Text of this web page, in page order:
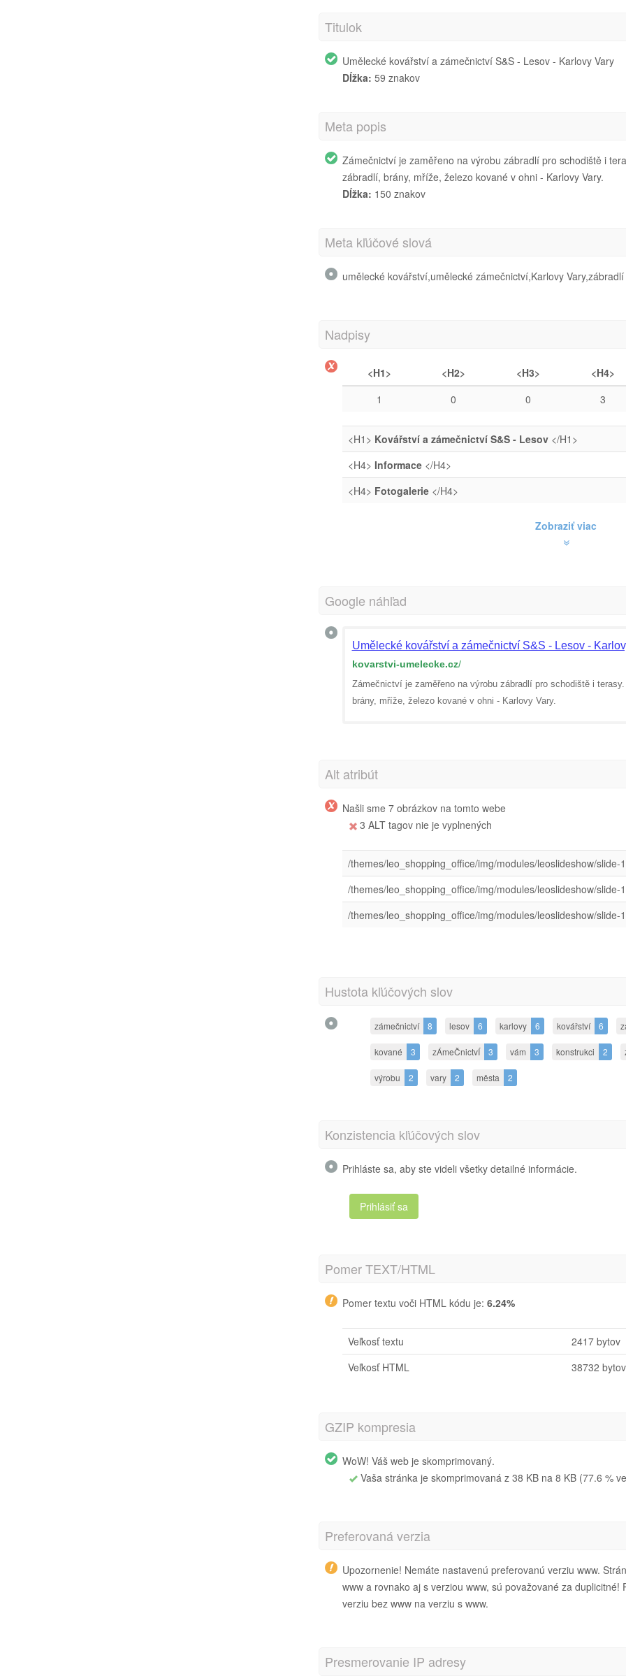
Titulok
Umělecké kovářství a zámečnictví S&S - Lesov - Karlovy Vary
Dĺžka: 59 znakov
Meta popis
Zámečnictví je zaměřeno na výrobu zábradlí pro schodiště i
zábradlí, brány, mříže, železo kované v ohni - Karlovy Vary.
Dĺžka: 150 znakov
Meta kľúčové slová
umělecké kovářství,umělecké zámečnictví,Karlovy Vary,zábradlí
Nadpisy
<H1> <H2> <H3> <H4>
1
0 0 3
<H1> Kovářství a zámečnictví S&S - Lesov</H1>
<H4> Informace</H4>
<H4> Fotogalerie </H4>
Zobraziť viac
Google náhľad
Umělecké kovářství a zámečnictví S&S - Lesov -
kovarstvi-umelecke.cz/
Zámečnictví je zaměřeno na výrobu zábradlí pro schodiště i
brány, mříže, železo kované v ohni - Karlovy Vary.
Alt atribút
Našli sme 7 obrázkov na tomto webe
3 ALT tagov nie je vyplnených
/themes/leo_shopping_office/img/modules/leoslideshow/slide-
/themes/leo_shopping_office/img/modules/leoslideshow/slide-
/themes/leo_shopping_office/img/modules/leoslideshow/slide-
Hustota kľúčových slov
zámečnictví 8 lesov 6 karlovy 6 kovářství 6
kované 3 zÁmeČnictvÍ 3 vám 3 konstrukci 2
výrobu 2 vary 2 města 2
Konzistencia kľúčových slov
Prihláste sa, aby ste videli všetky detailné informácie.
Prihlásiť sa
Pomer TEXT/HTML
Pomer textu voči HTML kódu je: 6.24%
Veľkosť textu
2417 bytov
Veľkosť HTML
38732 bytov
GZIP kompresia
WoW! Váš web je skomprimovaný.
Vaša stránka je skomprimovaná z 38 KB na 8 KB (77.6 %
Preferovaná verzia
Upozornenie! Nemáte nastavenú preferovanú verziu www.
www a rovnako aj s verziou www, sú považované za
verziu bez www na verziu s www.
Presmerovanie IP adresy